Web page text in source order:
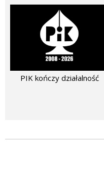
PIK kończy działalność